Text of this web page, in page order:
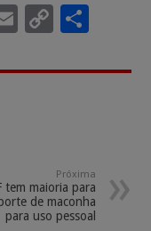
E
ai
C
p
n
k
ar
Próxima
tem maioria para
de maconha
para uso pessoal